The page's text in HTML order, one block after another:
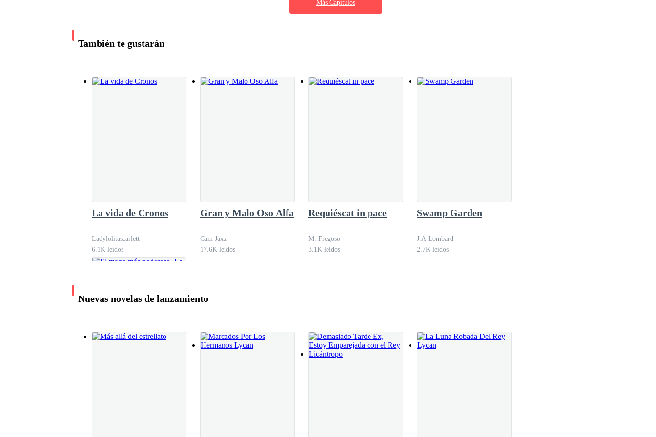
,mientras le decía que todo estaría bien. DAVINA:—Gracias mi señor, se que así será ¡mas
dirigía a la aldea a cuidar de ellos, AZAZEL no decía nada ,sabia que era lo que ella
Más Capítulos
También te gustarán
La vida de Cronos
Ladylolitascarlett
6.1K leídos
Gran y Malo Oso Alfa
Cam Jaxx
17.6K leídos
Requiéscat in pace
M. Fregoso
3.1K leídos
Swamp Garden
J.A Lombard
2.7K leídos
Nuevas novelas de lanzamiento